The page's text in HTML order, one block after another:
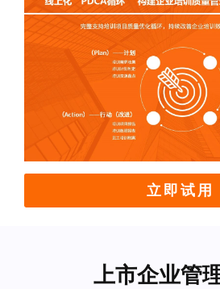
立即试用
上市企业管